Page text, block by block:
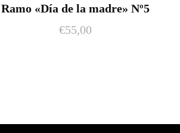
Ramo «Día de la madre» Nº5
€55,00